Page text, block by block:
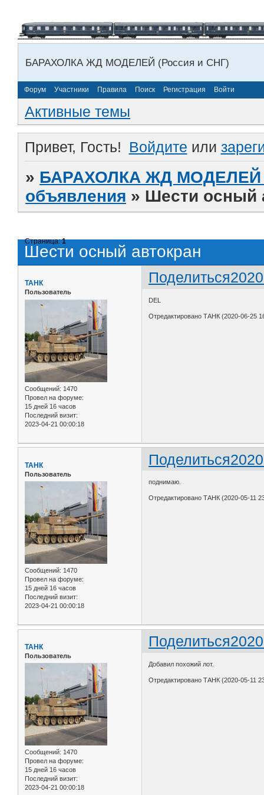
БАРАХОЛКА ЖД МОДЕЛЕЙ (Россия и СНГ)
Форум Участники Правила Поиск Регистрация Войти
Активные темы
Привет, Гость! Войдите или
» БАРАХОЛКА ЖД МОДЕЛЕЙ
объявления » Шести осный
Шести осный автокран
Страница:1
Поделиться
ТАНК
Пользователь
Сообщений: 1470
Провел на форуме:
15 дней 16 часов
Последний визит:
2023-04-21 00:00:18
DEL
Отредактировано ТАНК (2020-06-25
Поделиться
ТАНК
Пользователь
Сообщений: 1470
Провел на форуме:
15 дней 16 часов
Последний визит:
2023-04-21 00:00:18
поднимаю.
Отредактировано ТАНК (2020-05-11
Поделиться
ТАНК
Пользователь
Сообщений: 1470
Провел на форуме:
15 дней 16 часов
Последний визит:
2023-04-21 00:00:18
Добавил похожий лот.
Отредактировано ТАНК (2020-05-11